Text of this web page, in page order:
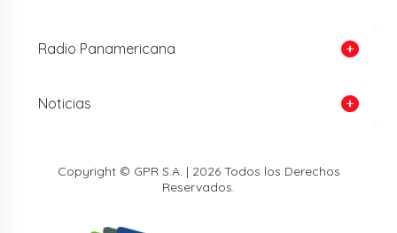
Radio Panamericana
Noticias
Copyright © GPR S.A. | 2026 Todos los Derechos
Reservados.